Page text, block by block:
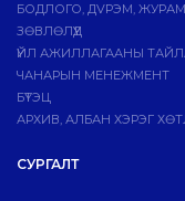
БОДЛОГО, ДVРЭМ,
ЗӨВЛӨЛҮҮД
ҮЙЛ АЖИЛЛАГААНЫ
ЧАНАРЫН МЕНЕЖМЕНТ
БҮТЭЦ
АРХИВ, АЛБАН ХЭРЭГ
СУРГАЛТ